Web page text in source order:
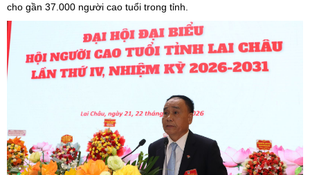
cho gần 37.000 người cao tuổi trong tỉnh.